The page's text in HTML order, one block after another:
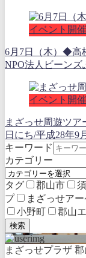
イベント開催
6月7日（木）◆高
NPO法人ビーン
イベント開
まざっせ周遊ツ
日にち/平成28年9
キーワード
カテゴリー
タグ 郡山市
プ
まざっせアー
小野町
郡山
検索
まざっせプラザ 郡